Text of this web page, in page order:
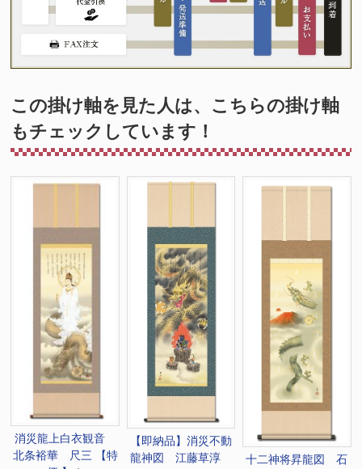
この掛け軸を見た人は、こちらの掛け軸
もチェックしています！
消災龍上白衣観音
北条裕華 尺三 【特
【即納品】消災不動
龍神図 江藤草淳
十二神将昇龍図 石